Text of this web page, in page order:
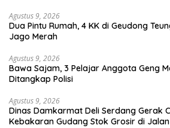
Agustus 9, 2026
Dua Pintu Rumah, 4 KK di Geudong
Jago Merah
Agustus 9, 2026
Bawa Sajam, 3 Pelajar Anggota Geng
Ditangkap Polisi
Agustus 9, 2026
Dinas Damkarmat Deli Serdang Gerak
Kebakaran Gudang Stok Grosir di